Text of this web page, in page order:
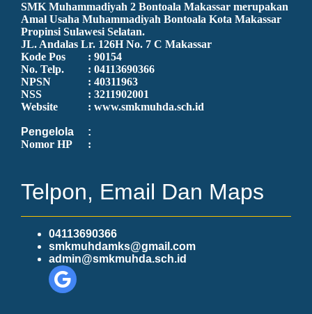
SMK Muhammadiyah 2 Bontoala Makassar merupakan
Amal Usaha Muhammadiyah Bontoala Kota Makassar
Propinsi Sulawesi Selatan.
JL. Andalas Lr. 126H No. 7 C Makassar
Kode Pos
: 90154
No. Telp.
: 04113690366
NPSN
: 40311963
NSS
: 3211902001
Website
: www.smkmuhda.sch.id
Pengelola
:
Nomor HP
:
Telpon, Email Dan Maps
04113690366
smkmuhdamks@gmail.com
admin@smkmuhda.sch.id